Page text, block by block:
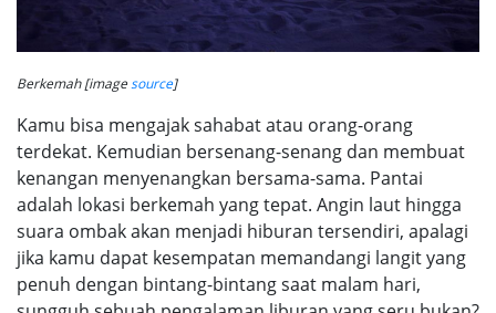
Berkemah [imagesource]
Kamu bisa mengajak sahabat atau orang-orang
terdekat. Kemudian bersenang-senang dan membuat
kenangan menyenangkan bersama-sama. Pantai
adalah lokasi berkemah yang tepat. Angin laut hingga
suara ombak akan menjadi hiburan tersendiri, apalagi
jika kamu dapat kesempatan memandangi langit yang
penuh dengan bintang-bintang saat malam hari,